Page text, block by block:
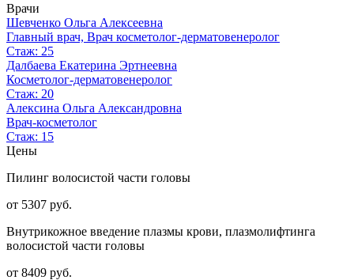
Врачи
Шевченко Ольга Алексеевна
Главный врач, Врач косметолог-дерматовенеролог
Стаж: 25
Далбаева Екатерина Эртнеевна
Косметолог-дерматовенеролог
Стаж: 20
Алексина Ольга Александровна
Врач-косметолог
Стаж: 15
Цены
Пилинг волосистой части головы
от 5307 руб.
Внутрикожное введение плазмы крови, плазмолифтинга
волосистой части головы
от 8409 руб.